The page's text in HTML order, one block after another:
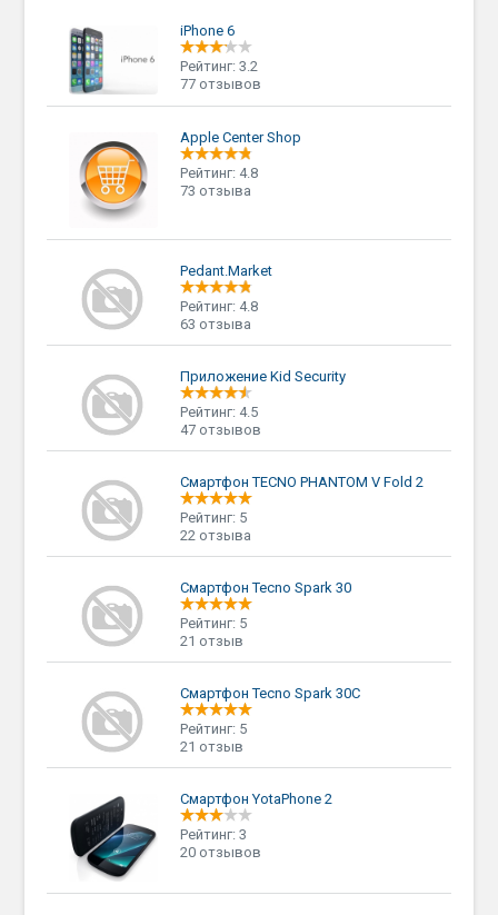
iPhone 6
Рейтинг: 3.2
77 отзывов
Apple Center Shop
Рейтинг: 4.8
73 отзыва
Pedant.Market
Рейтинг: 4.8
63 отзыва
Приложение Kid Security
Рейтинг: 4.5
47 отзывов
Смартфон TECNO PHANTOM V Fold 2
Рейтинг: 5
22 отзыва
Смартфон Tecno Spark 30
Рейтинг: 5
21 отзыв
Смартфон Tecno Spark 30C
Рейтинг: 5
21 отзыв
Смартфон YotaPhone 2
Рейтинг: 3
20 отзывов